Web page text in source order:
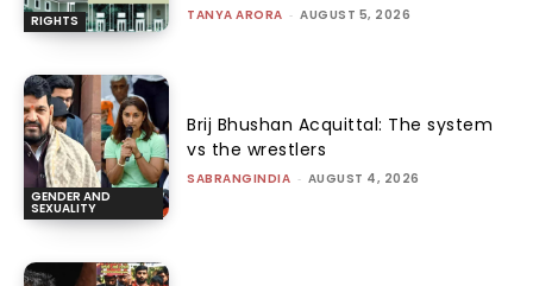
RIGHTS TANYA ARORA - AUGUST 5, 2026
GENDER AND
SEXUALITY
Brij Bhushan Acquittal: The system
vs the wrestlers
SABRANGINDIA - AUGUST 4, 2026